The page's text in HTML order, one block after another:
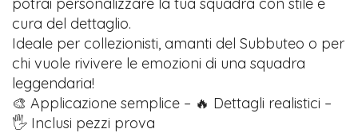
cura del dettaglio.
Ideale per collezionisti, amanti del Subbuteo o per
chi vuole rivivere le emozioni di una squadra
leggendaria!
🎨 Applicazione semplice – 🔥 Dettagli realistici –
🖐️ Inclusi pezzi prova